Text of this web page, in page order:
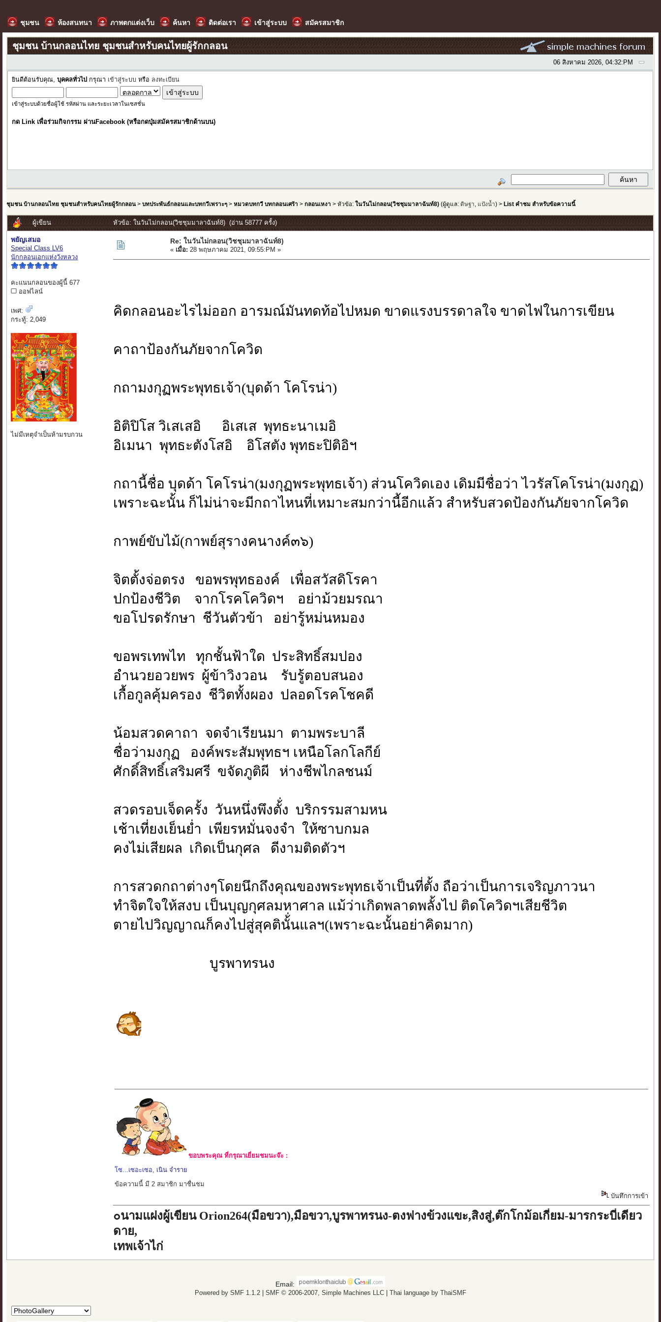
ชุมชน ห้องสนทนา ภาพตกแต่งเว็บ ค้นหา ติดต่อเรา เข้าสู่ระบบ สมัครสมาชิก
ชุมชน บ้านกลอนไทย ชุมชนสำหรับคนไทยผู้รักกลอน
06 สิงหาคม 2026, 04:32:PM
ยินดีต้อนรับคุณ,บุคคลทั่วไป กรุณา เข้าสู่ระบบ หรือ ลงทะเบียน
เข้าสู่ระบบด้วยชื่อผู้ใช้ รหัสผ่าน และระยะเวลาในเซสชั่น
กด Link เพื่อร่วมกิจกรรม ผ่านFacebook (หรือกดปุ่มสมัครสมาชิกด้านบน)
ชุมชน บ้านกลอนไทย ชุมชนสำหรับคนไทยผู้รักกลอน >บทประพันธ์กลอนและบทกวีเพราะๆ >หมวดบทกวี บทกลอนเศร้า >กลอนเหงา > หัวข้อ:ในวันไม่กลอน(วิชชุมมาลาฉันท์8) (ผู้ดูแล:ดิษฐา แป้งน้ำ) >List คำชม สำหรับข้อความนี้
ผู้เขียน หัวข้อ: ในวันไม่กลอน(วิชชุมมาลาฉันท์8) (อ่าน 58777 ครั้ง)
พยัญเสมอ
Special Class LV6
นักกลอนเอกแห่งวังหลวง
คะแนนกลอนของผู้นี้ 677
ออฟไลน์
เพศ:
กระทู้: 2,049
ไม่มีเหตุจำเป็นห้ามรบกวน
Re: ในวันไม่กลอน(วิชชุมมาลาฉันท์8)
« เมื่อ: 28 พฤษภาคม 2021, 09:55:PM »
คิดกลอนอะไรไม่ออก อารมณ์มันทดท้อไปหมด ขาดแรงบรรดาลใจ ขาดไฟในการเขียน
คาถาป้องกันภัยจากโควิด
กถามงกุฏพระพุทธเจ้า(บุดด้า โคโรน่า)
อิติปิโส วิเสเสอิ อิเสเส พุทธะนาเมอิ
อิเมนา พุทธะตังโสอิ อิโสตัง พุทธะปิติอิฯ
กถานี้ชื่อ บุดด้า โคโรน่า(มงกุฏพระพุทธเจ้า) ส่วนโควิดเอง เดิมมีชื่อว่า ไวรัสโคโรน่า(มงกุฏ)
เพราะฉะนั้น ก็ไม่น่าจะมีกถาไหนที่เหมาะสมกว่านี้อีกแล้ว สำหรับสวดป้องกันภัยจากโควิด
กาพย์ขับไม้(กาพย์สุรางคนางค์๓๖)
จิตตั้งจ่อตรง ขอพรพุทธองค์ เพื่อสวัสดิโรคา
ปกป้องชีวิต จากโรคโควิดฯ อย่าม้วยมรณา
ขอโปรดรักษา ชีวันตัวข้า อย่ารู้หม่นหมอง
ขอพรเทพไท ทุกชั้นฟ้าใด ประสิทธิ์สมปอง
อำนวยอวยพร ผู้ข้าวิงวอน รับรู้ตอบสนอง
เกื้อกูลคุ้มครอง ชีวิตทั้งผอง ปลอดโรคโชคดี
น้อมสวดคาถา จดจำเรียนมา ตามพระบาลี
ชื่อว่ามงกุฏ องค์พระสัมพุทธฯ เหนือโลกโลกีย์
ศักดิ์สิทธิ์เสริมศรี ขจัดภูติผี ห่างชีพไกลชนม์
สวดรอบเจ็ดครั้ง วันหนึ่งพึงตั้่ง บริกรรมสามหน
เช้าเที่ยงเย็นย่ำ เพียรหมั่นจงจำ ให้ซาบกมล
คงไม่เสียผล เกิดเป็นกุศล ดีงามติดตัวฯ
การสวดกถาต่างๆโดยนึกถึงคุณของพระพุทธเจ้าเป็นที่ตั้ง ถือว่าเป็นการเจริญภาวนา
ทำจิตใจให้สงบ เป็นบุญกุศลมหาศาล แม้ว่าเกิดพลาดพลั้งไป ติดโควิดฯเสียชีวิต
ตายไปวิญญาณก็คงไปสู่สุคตินั้่นแลฯ(เพราะฉะนั้นอย่าคิดมาก)
บูรพาทรนง
ขอบพระคุณ ที่กรุณาเยี่ยมชมนะจ๊ะ :
โซ...เซอะเซอ
เนิน จำราย
ข้อความนี้ มี 2 สมาชิก มาชื่นชม
บันทึกการเข้า
๐นามแฝงผู้เขียน Orion264(มือขวา),มือขวา,บูรพาทรนง-ตงฟางข้วงแขะ,สิงสู่,ต๊กโกม้อเกี่ยม-มารกระบี่เดียว
ดาย,
เทพเจ้าไก่
Email:
Powered by SMF 1.1.2| SMF © 2006-2007, Simple Machines LLC| Thai language by ThaiSMF